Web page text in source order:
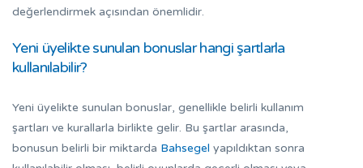
değerlendirmek açısından önemlidir.
Yeni üyelikte sunulan bonuslar hangi şartlarla
kullanılabilir?
Yeni üyelikte sunulan bonuslar, genellikle belirli kullanım
şartları ve kurallarla birlikte gelir. Bu şartlar arasında,
bonusun belirli bir miktarda Bahsegel yapıldıktan sonra